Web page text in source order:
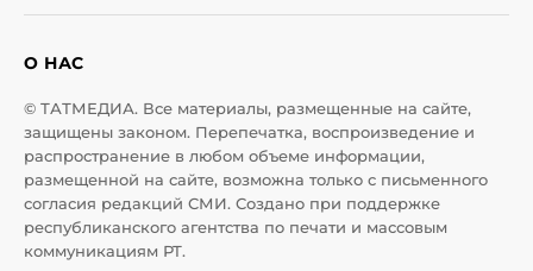
О НАС
© ТАТМЕДИА. Все материалы, размещенные на сайте,
защищены законом. Перепечатка, воспроизведение и
распространение в любом объеме информации,
размещенной на сайте, возможна только с письменного
согласия редакций СМИ. Создано при поддержке
республиканского агентства по печати и массовым
коммуникациям РТ.